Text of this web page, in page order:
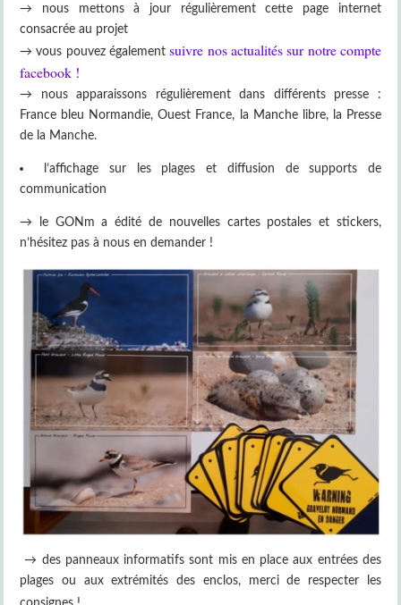
→ nous mettons à jour régulièrement cette page internet
consacrée au projet
→ vous pouvez égalementsuivre nos actualités sur notre compte
facebook !
→ nous apparaissons régulièrement dans différents presse :
France bleu Normandie, Ouest France, la Manche libre, la Presse
de la Manche.
l’affichage sur les plages et diffusion de supports de
communication
→ le GONm a édité de nouvelles cartes postales et stickers,
n’hésitez pas à nous en demander !
→ des panneaux informatifs sont mis en place aux entrées des
plages ou aux extrémités des enclos, merci de respecter les